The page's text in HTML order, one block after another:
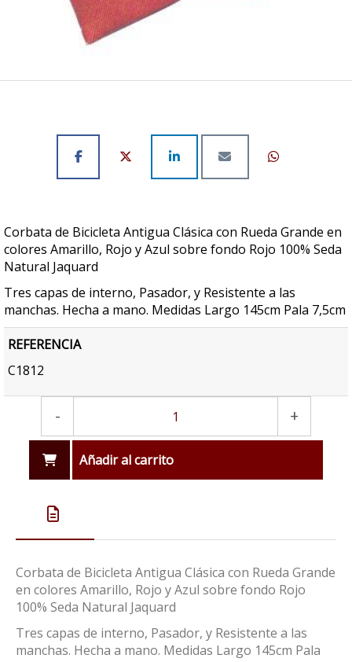
Corbata de Bicicleta Antigua Clásica con Rueda Grande en
colores Amarillo, Rojo y Azul sobre fondo Rojo 100% Seda
Natural Jaquard
Tres capas de interno, Pasador, y Resistente a las
manchas. Hecha a mano. Medidas Largo 145cm Pala 7,5cm
REFERENCIA
C1812
- +
Añadir al carrito
Corbata de Bicicleta Antigua Clásica con Rueda Grande
en colores Amarillo, Rojo y Azul sobre fondo Rojo
100% Seda Natural Jaquard
Tres capas de interno, Pasador, y Resistente a las
manchas. Hecha a mano. Medidas Largo 145cm Pala